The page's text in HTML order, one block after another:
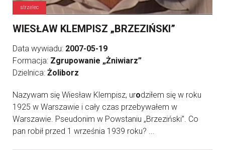
strzelec
WIESŁAW KLEMPISZ „BRZEZIŃSKI”
Data wywiadu: 2007-05-19
Formacja: Zgrupowanie „Żniwiarz”
Dzielnica: Żoliborz
Nazywam się Wiesław Klempisz, urodziłem się w roku
1925 w Warszawie i cały czas przebywałem w
Warszawie. Pseudonim w Powstaniu „Brzeziński”. Co
pan robił przed 1 września 1939 roku? ...